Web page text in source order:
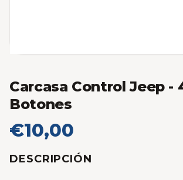
Carcasa Control Jeep-
Botones
€10,00
DESCRIPCIÓN